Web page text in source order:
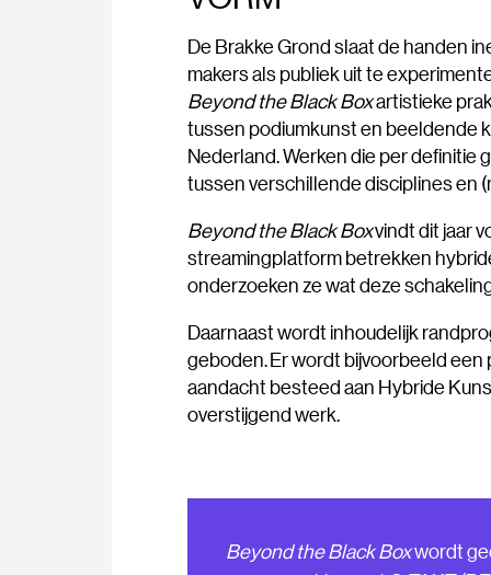
De Brakke Grond slaat de handen
makers als publiek uit te
Beyond the Black Boxartistieke
tussen podiumkunst en beeldende
Nederland. Werken die per definitie
tussen verschillende disciplines en
Beyond the Black Boxvindt dit jaar
streamingplatform betrekken
onderzoeken ze wat deze
Daarnaast wordt inhoudelijk
geboden. Er wordt bijvoorbeeld
aandacht besteed aan Hybride
overstijgend werk.
Beyond the Black Boxwordt